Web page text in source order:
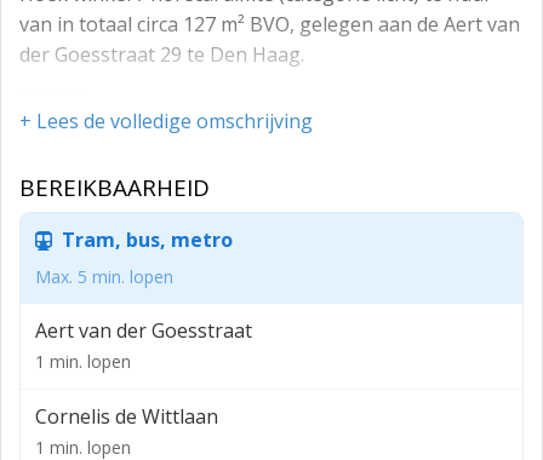
van in totaal circa 127 m² BVO, gelegen aan de Aert van
der Goesstraat 29 te Den Haag.
De winkel-/ horecaruimte ligt op de hoek van de Aert
Statenkwartier.
Omgeving
De Aert van der Goesstraat ligt in het verlengde van de
met 26 (speciaal)winkels en horeca. Er zijn onder meer
gevestigd Dr. Penny, Weleda City Spa, Betjeman &
Barton, Gall&Gall, Biologische supermarkt Odin en
Bagels & Beans.
+ Lees de volledige omschrijving
BEREIKBAARHEID
Tram, bus, metro
Max. 5 min. lopen
Aert van der Goesstraat
1 min. lopen
Cornelis de Wittlaan
1 min. lopen